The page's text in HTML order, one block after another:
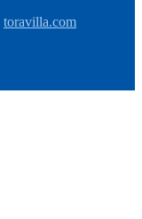
toravilla.com